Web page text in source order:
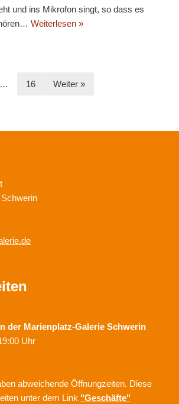
und ins Mikrofon singt, so dass es
Weiterlesen »
… 16 Weiter »
der Marienplatz-Galerie Schwerin
Uhr
abweichende Öffnungzeiten. Diese
unter dem Link "Geschäfte"